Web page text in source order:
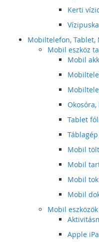
Kerti
Vízipuska
Mobiltelefon, Tablet,
Mobil eszköz
Mobil
Tablet
Mobil
Mobil
Mobil
Mobil
Mobil eszközök
Apple